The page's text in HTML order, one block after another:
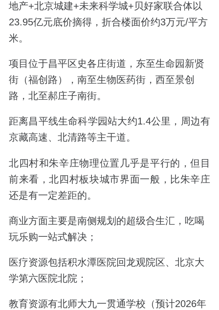
地产+北京城建+未来科学城+贝好家联合体以
23.95亿元底价摘得， 折合楼面价约3万元/平方
米。
项目位于昌平区史各庄街道，东至生命园新贤
街（福创路），南至生物医药街，西至景创
路，北至郝庄子南街。
距离昌平线生命科学园站大约1.4公里，周边有
京藏高速、北清路等主干道。
北四村和朱辛庄物理位置几乎是平行的，但目
前来看，北四村板块城市界面一般，比朱辛庄
还是有一定差距的。
商业方面主要是南侧规划的超级合生汇，吃喝
玩乐购一站式解决；
医疗资源包括积水潭医院回龙观院区、北京大
学第六医院北院；
教育资源有北师大九一贯通学校（预计2026年